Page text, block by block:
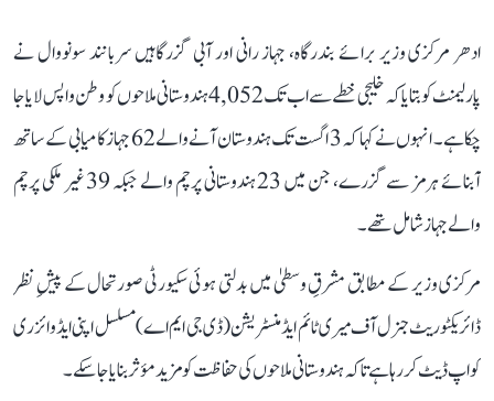
ادھر مرکزی وزیر برائے بندرگاہ، جہاز رانی اور آبی گزرگاہیں سربانند سونووال نے
پارلیمنٹ کو بتایا کہ خلیجی خطے سے اب تک 4,052 ہندوستانی ملاحوں کو وطن واپس لایا جا
چکا ہے۔ انہوں نے کہا کہ 3 اگست تک ہندوستان آنے والے 62 جہاز کامیابی کے ساتھ
آبنائے ہرمز سے گزرے، جن میں 23 ہندوستانی پرچم والے جبکہ 39 غیر ملکی پرچم
والے جہاز شامل تھے۔
مرکزی وزیر کے مطابق مشرقِ وسطیٰ میں بدلتی ہوئی سکیورٹی صورتحال کے پیشِ نظر
ڈائریکٹوریٹ جنرل آف میری ٹائم ایڈمنسٹریشن (ڈی جی ایم اے) مسلسل اپنی ایڈوائزری
کو اپ ڈیٹ کر رہا ہے تاکہ ہندوستانی ملاحوں کی حفاظت کو مزید مؤثر بنایا جا سکے۔